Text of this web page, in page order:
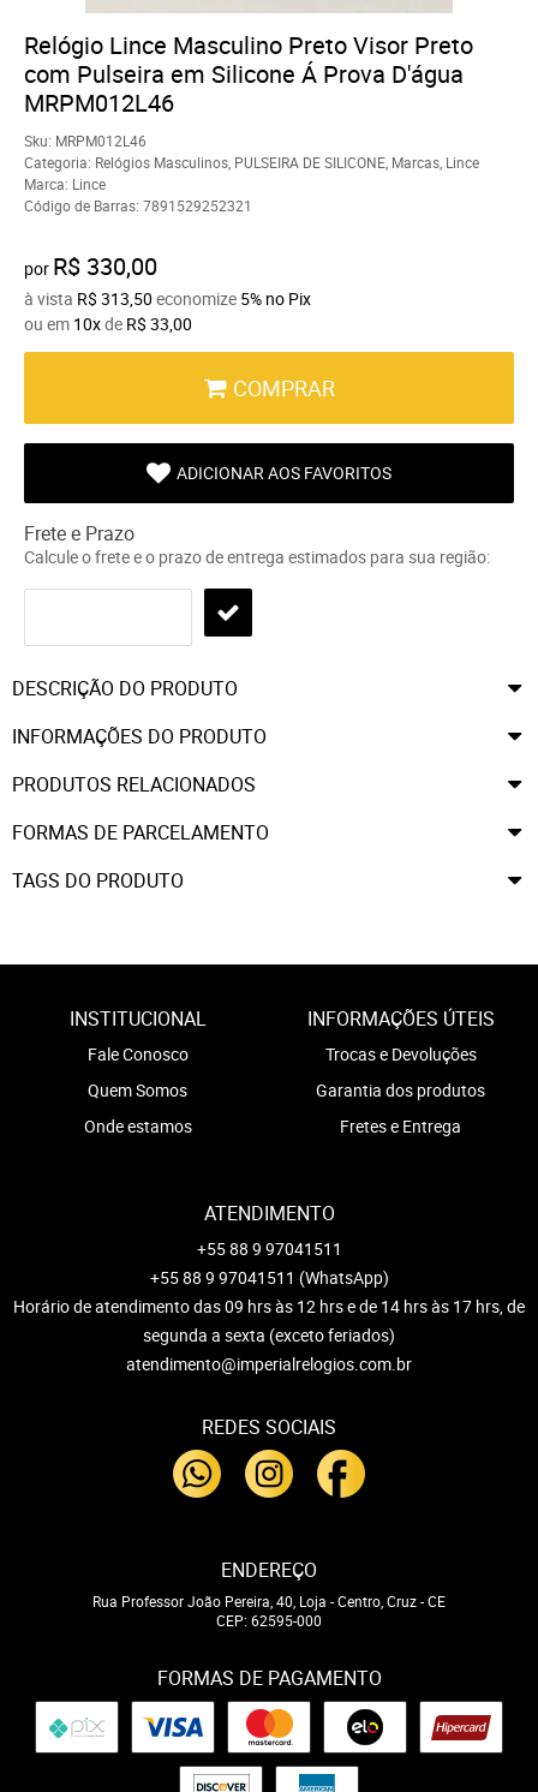
Relógio Lince Masculino Preto Visor Preto
com Pulseira em Silicone Á Prova D'água
MRPM012L46
Sku: MRPM012L46
Categoria: Relógios Masculinos PULSEIRA DE SILICONE Marcas Lince
Marca: Lince
Código de Barras: 7891529252321
por R$ 330,00
à vista R$ 313,50 economize 5% no Pix
ou em 10xde R$ 33,00
COMPRAR
ADICIONAR AOS FAVORITOS
Frete e Prazo
Calcule o frete e o prazo de entrega estimados para sua região:
DESCRIÇÃO DO PRODUTO
INFORMAÇÕES DO PRODUTO
PRODUTOS RELACIONADOS
FORMAS DE PARCELAMENTO
TAGS DO PRODUTO
INSTITUCIONAL
Fale Conosco
Quem Somos
Onde estamos
INFORMAÇÕES ÚTEIS
Trocas e Devoluções
Garantia dos produtos
Fretes e Entrega
ATENDIMENTO
+55 88 9 97041511
+55 88 9 97041511 (WhatsApp)
Horário de atendimento das 09 hrs às 12 hrs e de 14 hrs às 17 hrs, de
segunda a sexta (exceto feriados)
atendimento@imperialrelogios.com.br
REDES SOCIAIS
ENDEREÇO
Rua Professor João Pereira, 40, Loja -Centro, Cruz-CE
CEP: 62595-000
FORMAS DE PAGAMENTO